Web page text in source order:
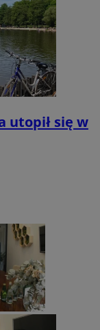
utopił się w